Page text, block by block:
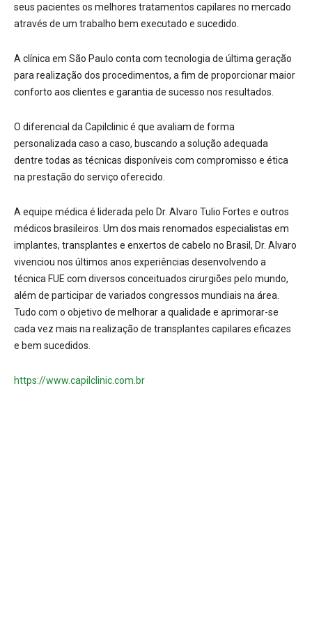
seus pacientes os melhores tratamentos capilares no mercado
através de um trabalho bem executado e sucedido.
A clínica em São Paulo conta com tecnologia de última geração
para realização dos procedimentos, a fim de proporcionar maior
conforto aos clientes e garantia de sucesso nos resultados.
O diferencial da Capilclinic é que avaliam de forma
personalizada caso a caso, buscando a solução adequada
dentre todas as técnicas disponíveis com compromisso e ética
na prestação do serviço oferecido.
A equipe médica é liderada pelo Dr. Alvaro Tulio Fortes e outros
médicos brasileiros. Um dos mais renomados especialistas em
implantes, transplantes e enxertos de cabelo no Brasil, Dr. Alvaro
vivenciou nos últimos anos experiências desenvolvendo a
técnica FUE com diversos conceituados cirurgiões pelo mundo,
além de participar de variados congressos mundiais na área.
Tudo com o objetivo de melhorar a qualidade e aprimorar-se
cada vez mais na realização de transplantes capilares eficazes
e bem sucedidos.
https://www.capilclinic.com.br